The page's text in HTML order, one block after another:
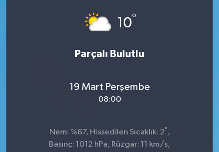
10°
Parçalı Bulutlu
19 Mart Perşembe
08:00
Nem: %67, Hissedilen Sıcaklık: 2° ,
Basınç: 1012 hPa, Rüzgar: 11 km/s,